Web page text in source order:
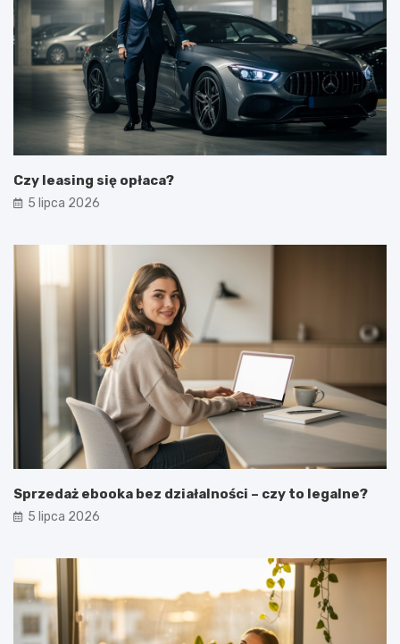
Czy leasing się opłaca?
5 lipca 2026
Sprzedaż ebooka bez działalności – czy to legalne?
5 lipca 2026